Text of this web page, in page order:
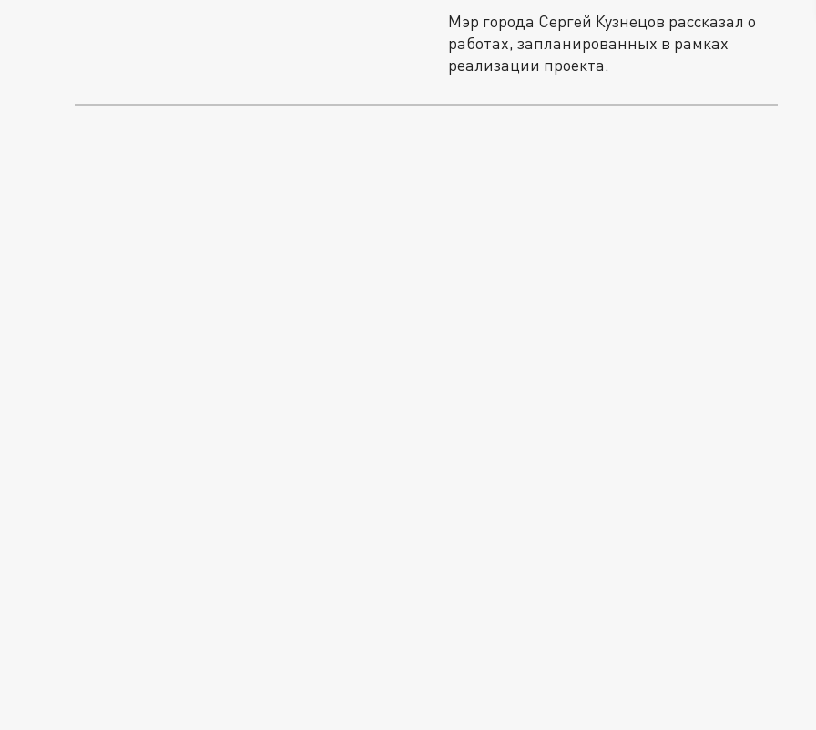
Мэр города Сергей Кузнецов рассказал о
работах, запланированных в рамках
реализации проекта.